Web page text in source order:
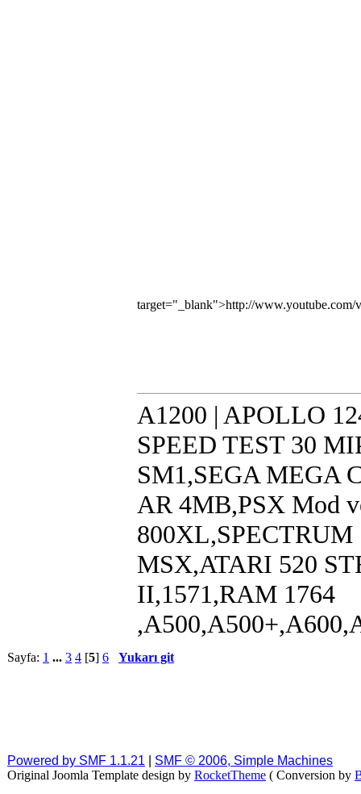
target="_blank">http://
A1200 | APOLLO
SPEED TEST 30
SM1,SEGA MEGA
AR 4MB,PSX Mod
MSX,ATARI 520
II,1571,RAM 1764
Sayfa: 1 ... 3 4 [5] 6 Yukarı git
Powered by SMF 1.1.21
SMF © 2006, Simple Machines
Original Joomla Template design by RocketTheme ( Conversion by